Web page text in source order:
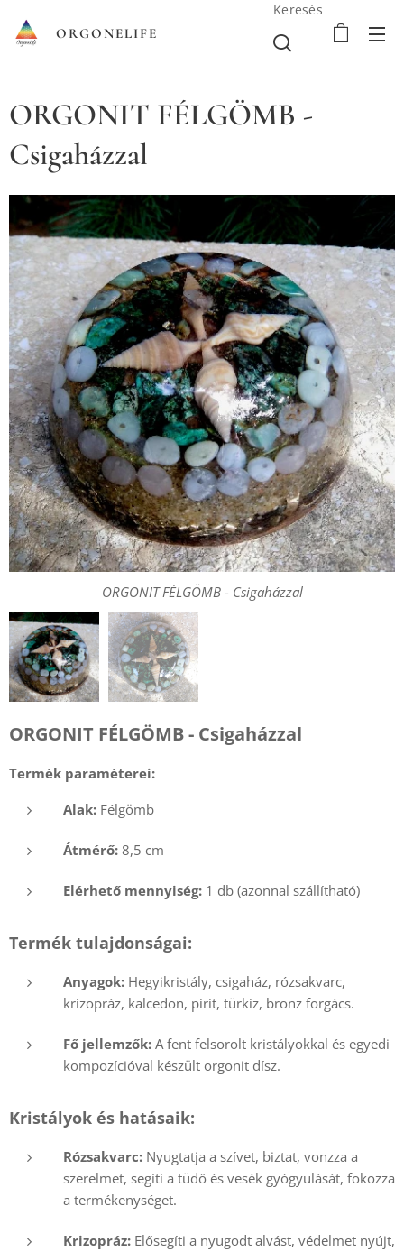
ORGONELIFE
Keresés
ORGONIT FÉLGÖMB -
Csigaházzal
ORGONIT FÉLGÖMB - Csigaházzal
ORGONIT FÉLGÖMB - Csigaházzal
ORGONIT FÉLGÖMB - Csigaházzal
Termék paraméterei:
Alak: Félgömb
Átmérő: 8,5 cm
Elérhető mennyiség: 1 db (azonnal szállítható)
Termék tulajdonságai:
Anyagok: Hegyikristály, csigaház, rózsakvarc,
krizopráz, kalcedon, pirit, türkiz, bronz forgács.
Fő jellemzők: A fent felsorolt kristályokkal és egyedi
kompozícióval készült orgonit dísz.
Kristályok és hatásaik:
Rózsakvarc: Nyugtatja a szívet, biztat, vonzza a
szerelmet, segíti a tüdő és vesék gyógyulását, fokozza
a termékenységet.
Krizopráz: Elősegíti a nyugodt alvást, védelmet nyújt,